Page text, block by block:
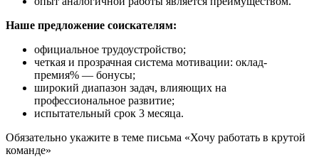
Наше предложение соискателям:
официальное трудоустройство;
четкая и прозрачная система мотивации: оклад-
премия% — бонусы;
широкий диапазон задач, влияющих на
профессиональное развитие;
испытательный срок 3 месяца.
Обязательно укажите в теме письма «Хочу работать в крутой
команде»